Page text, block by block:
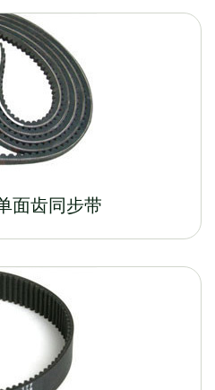
面齿同步带